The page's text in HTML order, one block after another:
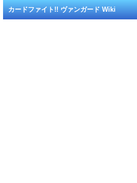
カードファイト!! ヴァンガード Wiki